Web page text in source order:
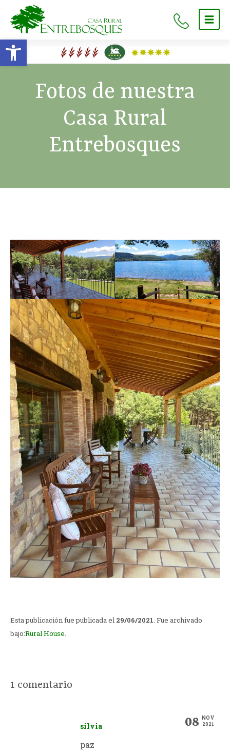
Abrir barra de herramientas
Fotos de nuestra
Casa Rural
Entrebosques
Esta publicación fue publicada el 29/06/2021. Fue archivado
bajo:Rural House.
1 comentario
08 NOV
2021
silvia
paz